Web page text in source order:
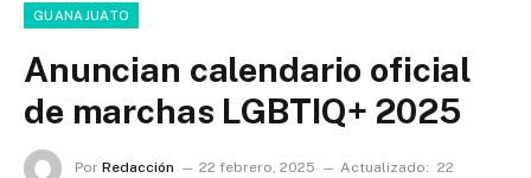
GUANAJUATO
Anuncian calendario oficial
de marchas LGBTIQ+ 2025
Por Redacción 22 febrero, 2025 Actualizado: 22